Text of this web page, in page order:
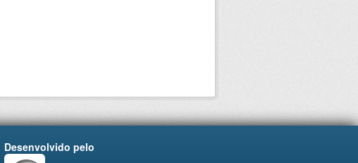
Desenvolvido pelo